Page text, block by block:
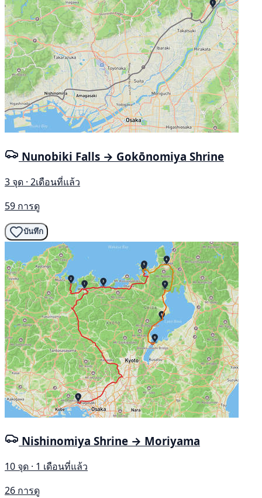
Nunobiki Falls → Gokōnomiya Shrine
3 จุด · 2เดือนที่แล้ว
59 การดู
บันทึก
Nishinomiya Shrine → Moriyama
10 จุด · 1 เดือนที่แล้ว
26 การดู